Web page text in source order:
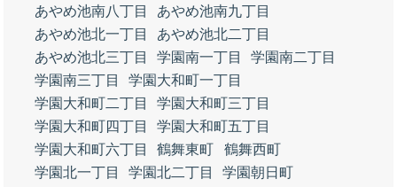
あやめ池南八丁目
あやめ池南九丁目
あやめ池北一丁目
あやめ池北二丁目
あやめ池北三丁目
学園南一丁目
学園南二丁目
学園南三丁目
学園大和町一丁目
学園大和町二丁目
学園大和町三丁目
学園大和町四丁目
学園大和町五丁目
学園大和町六丁目
鶴舞東町
鶴舞西町
学園北一丁目
学園北二丁目
学園朝日町